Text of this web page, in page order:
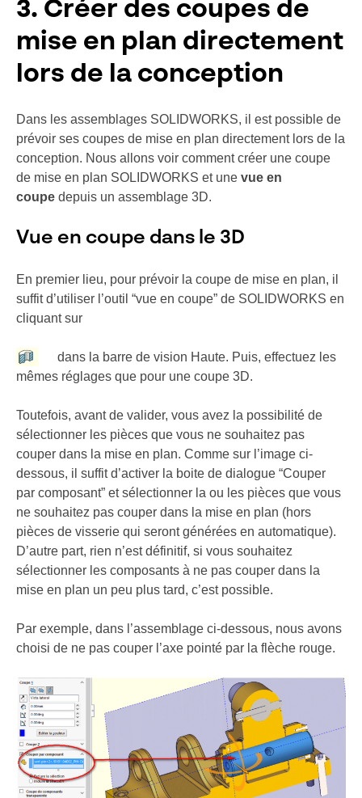
3. Créer des coupes de
mise en plan directement
lors de la conception
Dans les assemblages SOLIDWORKS, il est possible de
prévoir ses coupes de mise en plan directement lors de la
conception. Nous allons voir comment créer une coupe
de mise en plan SOLIDWORKS et une vue en
coupe depuis un assemblage 3D.
Vue en coupe dans le 3D
En premier lieu, pour prévoir la coupe de mise en plan, il
suffit d’utiliser l’outil “vue en coupe” de SOLIDWORKS en
cliquant sur
dans la barre de vision Haute. Puis, effectuez les
mêmes réglages que pour une coupe 3D.
Toutefois, avant de valider, vous avez la possibilité de
sélectionner les pièces que vous ne souhaitez pas
couper dans la mise en plan. Comme sur l’image ci-
dessous, il suffit d’activer la boite de dialogue “Couper
par composant” et sélectionner la ou les pièces que vous
ne souhaitez pas couper dans la mise en plan (hors
pièces de visserie qui seront générées en automatique).
D’autre part, rien n’est définitif, si vous souhaitez
sélectionner les composants à ne pas couper dans la
mise en plan un peu plus tard, c’est possible.
Par exemple, dans l’assemblage ci-dessous, nous avons
choisi de ne pas couper l’axe pointé par la flèche rouge.